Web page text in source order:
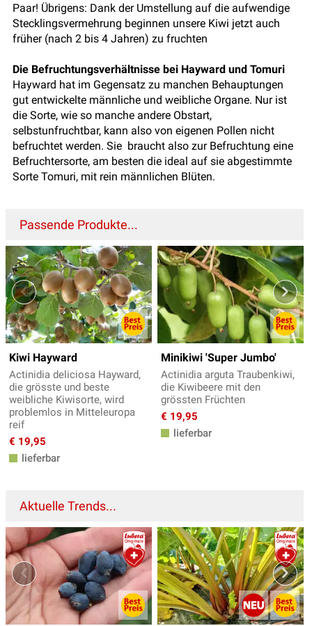
Paar! Übrigens: Dank der Umstellung auf die aufwendige
Stecklingsvermehrung beginnen unsere Kiwi jetzt auch
früher (nach 2 bis 4 Jahren) zu fruchten
Die Befruchtungsverhältnisse bei Hayward und Tomuri
Hayward hat im Gegensatz zu manchen Behauptungen
gut entwickelte männliche und weibliche Organe. Nur ist
die Sorte, wie so manche andere Obstart,
selbstunfruchtbar, kann also von eigenen Pollen nicht
befruchtet werden. Sie braucht also zur Befruchtung eine
Befruchtersorte, am besten die ideal auf sie abgestimmte
Sorte Tomuri, mit rein männlichen Blüten.
Passende Produkte...
Kiwi Hayward
Actinidia deliciosa Hayward,
die grösste und beste
weibliche Kiwisorte, wird
problemlos in Mitteleuropa
reif
€ 19,95
lieferbar
Minikiwi 'Super Jumbo'
Actinidia arguta Traubenkiwi,
die Kiwibeere mit den
grössten Früchten
€ 19,95
lieferbar
Aktuelle Trends...